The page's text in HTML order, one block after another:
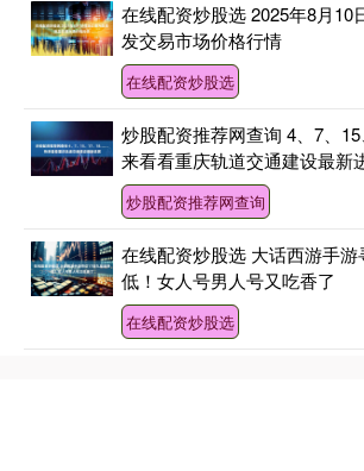
在线配资炒股选 2025年8月10
发交易市场价格行情
在线配资炒股选
炒股配资推荐网查询 4、7、
来看看重庆轨道交通建设最新
炒股配资推荐网查询
在线配资炒股选 大话西游手
低！女人号男人号又吃香了
在线配资炒股选